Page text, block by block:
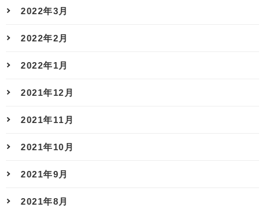
2022年3月
2022年2月
2022年1月
2021年12月
2021年11月
2021年10月
2021年9月
2021年8月